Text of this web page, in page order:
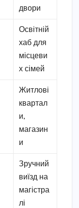
двори
Освітній
хаб для
місцеви
х сімей
Житлові
квартал
и,
магазин
и
Зручний
виїзд на
магістра
лі